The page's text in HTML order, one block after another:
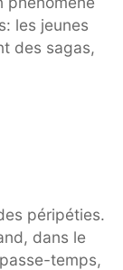
les jeunes
des sagas,
péripéties.
dans le
temps,